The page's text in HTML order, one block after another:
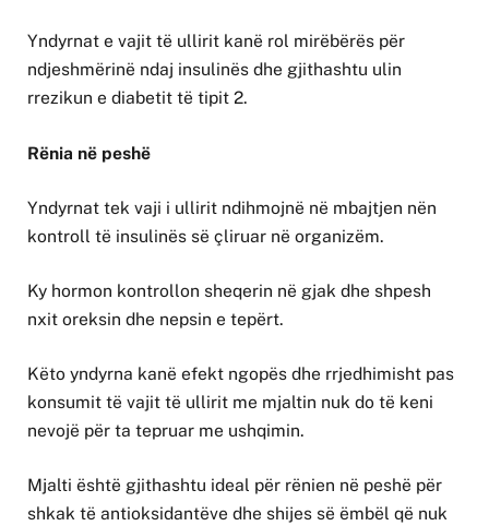
Yndyrnat e vajit të ullirit kanë rol mirëbërës për
ndjeshmërinë ndaj insulinës dhe gjithashtu ulin
rrezikun e diabetit të tipit 2.
Rënia në peshë
Yndyrnat tek vaji i ullirit ndihmojnë në mbajtjen nën
kontroll të insulinës së çliruar në organizëm.
Ky hormon kontrollon sheqerin në gjak dhe shpesh
nxit oreksin dhe nepsin e tepërt.
Këto yndyrna kanë efekt ngopës dhe rrjedhimisht pas
konsumit të vajit të ullirit me mjaltin nuk do të keni
nevojë për ta tepruar me ushqimin.
Mjalti është gjithashtu ideal për rënien në peshë për
shkak të antioksidantëve dhe shijes së ëmbël që nuk